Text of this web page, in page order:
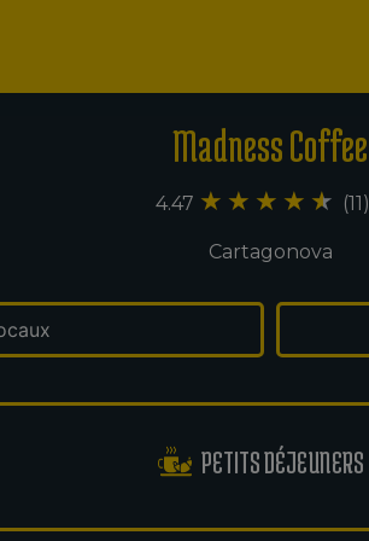
Madness Coffee
4.47 (11)
Cartagonova
PETITS DÉJEUNERS